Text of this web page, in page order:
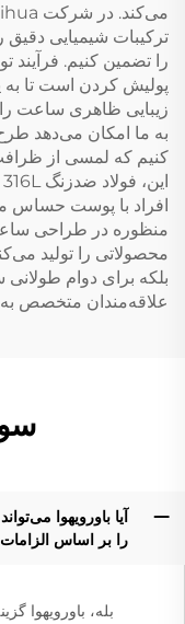
ترکیبات شیمیایی دقیق
را تضمین کنیم.
پولیش کردن است تا به
زیبایی ظاهری ساعت
به ما امکان می‌دهد
کنیم که لمسی از
افراد با پوست حساس
محصولاتی را تولید
بلکه برای دوام
علاقه‌مندان متخصص
را بر اساس
بله، باورویهوا